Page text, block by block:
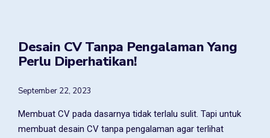
Desain CV Tanpa Pengalaman Yang
Perlu Diperhatikan!
September 22, 2023
Membuat CV pada dasarnya tidak terlalu sulit. Tapi untuk
membuat desain CV tanpa pengalaman agar terlihat